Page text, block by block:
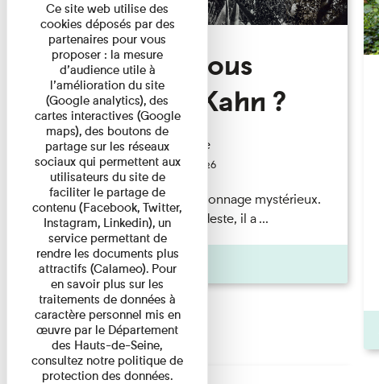
Qui êtes-vous
Monsieur Kahn ?
Exposition permanente
Du 15/08/2026 au 15/08/2026
Albert Kahn est un personnage mystérieux.
Banquier d'origine modeste, il a ...
Agenda
Ce site web utilise des
cookies déposés par des
partenaires pour vous
proposer : la mesure
d’audience utile à
l’amélioration du site
(Google analytics), des
cartes interactives (Google
maps), des boutons de
partage sur les réseaux
sociaux qui permettent aux
utilisateurs du site de
faciliter le partage de
contenu (Facebook, Twitter,
Instagram, Linkedin), un
service permettant de
rendre les documents plus
attractifs (Calameo). Pour
en savoir plus sur les
traitements de données à
caractère personnel mis en
œuvre par le Département
des Hauts-de-Seine,
consultez notre politique de
protection des données.